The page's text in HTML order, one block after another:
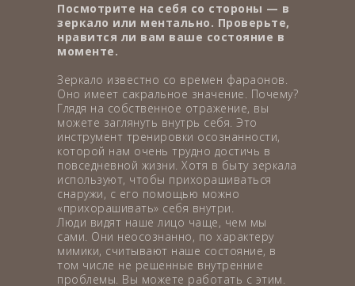
Посмотрите на себя со стороны — в
зеркало или ментально. Проверьте,
нравится ли вам ваше состояние в
моменте.
Зеркало известно со времен фараонов.
Оно имеет сакральное значение. Почему?
Глядя на собственное отражение, вы
можете заглянуть внутрь себя. Это
инструмент тренировки осознанности,
которой нам очень трудно достичь в
повседневной жизни. Хотя в быту зеркала
используют, чтобы прихорашиваться
снаружи, с его помощью можно
«прихорашивать» себя внутри.
Люди видят наше лицо чаще, чем мы
сами. Они неосознанно, по характеру
мимики, считывают наше состояние, в
том числе не решенные внутренние
проблемы. Вы можете работать с этим.